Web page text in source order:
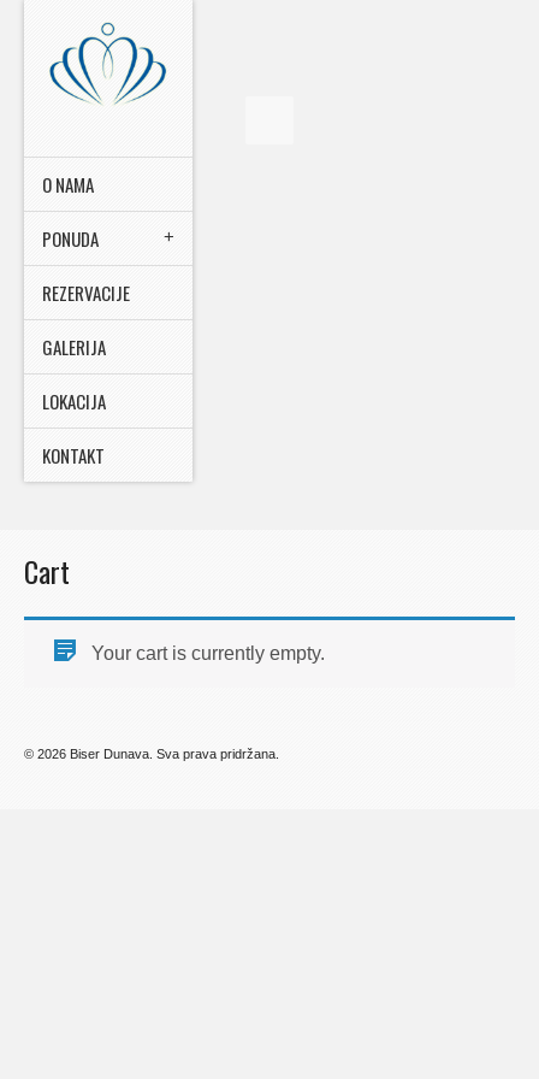
O NAMA
PONUDA
REZERVACIJE
GALERIJA
LOKACIJA
KONTAKT
Cart
Your cart is currently empty.
© 2026 Biser Dunava. Sva prava pridržana.